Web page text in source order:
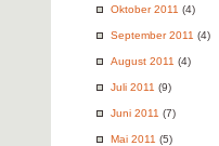
Oktober 2011 (4)
September 2011 (4)
August 2011 (4)
Juli 2011 (9)
Juni 2011 (7)
Mai 2011 (5)